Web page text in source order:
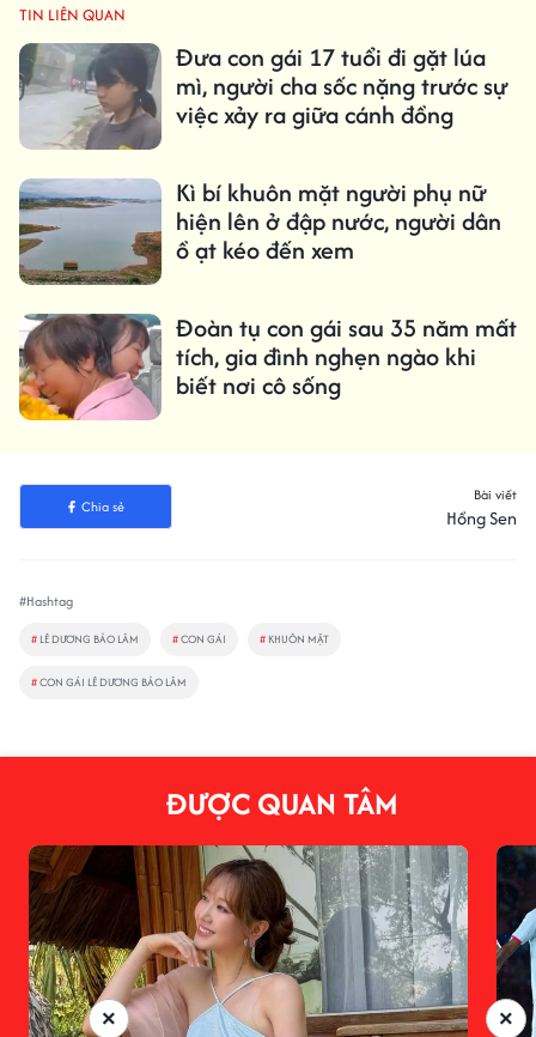
TIN LIÊN QUAN
Đưa con gái 17 tuổi đi gặt lúa
mì, người cha sốc nặng trước sự
việc xảy ra giữa cánh đồng
Kì bí khuôn mặt người phụ nữ
hiện lên ở đập nước, người dân
ồ ạt kéo đến xem
Đoàn tụ con gái sau 35 năm mất
tích, gia đình nghẹn ngào khi
biết nơi cô sống
Chia sẻ
Bài viết
Hồng Sen
#Hashtag
# LÊ DƯƠNG BẢO LÂM #CON GÁI # KHUÔN MẶT
#CON GÁI LÊ DƯƠNG BẢO LÂM
ĐƯỢC QUAN TÂM
×
×